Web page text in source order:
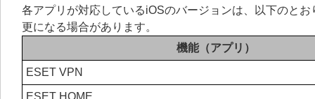
各アプリが対応しているiOSのバージョンは、以下のと
更になる場合があります。
機能（アプリ）
ESET VPN
ESET HOME